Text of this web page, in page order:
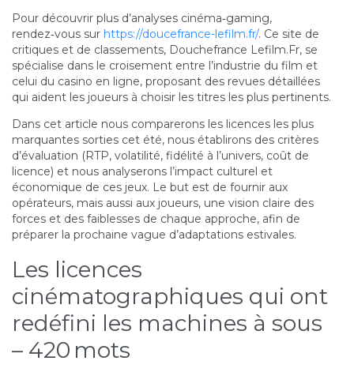
Pour découvrir plus d’analyses cinéma‑gaming,
rendez‑vous sur https://doucefrance-lefilm.fr/. Ce site de
critiques et de classements, Douchefrance Lefilm.Fr, se
spécialise dans le croisement entre l’industrie du film et
celui du casino en ligne, proposant des revues détaillées
qui aident les joueurs à choisir les titres les plus pertinents.
Dans cet article nous comparerons les licences les plus
marquantes sorties cet été, nous établirons des critères
d’évaluation (RTP, volatilité, fidélité à l’univers, coût de
licence) et nous analyserons l’impact culturel et
économique de ces jeux. Le but est de fournir aux
opérateurs, mais aussi aux joueurs, une vision claire des
forces et des faiblesses de chaque approche, afin de
préparer la prochaine vague d’adaptations estivales.
Les licences
cinématographiques qui ont
redéfini les machines à sous
– 420 mots